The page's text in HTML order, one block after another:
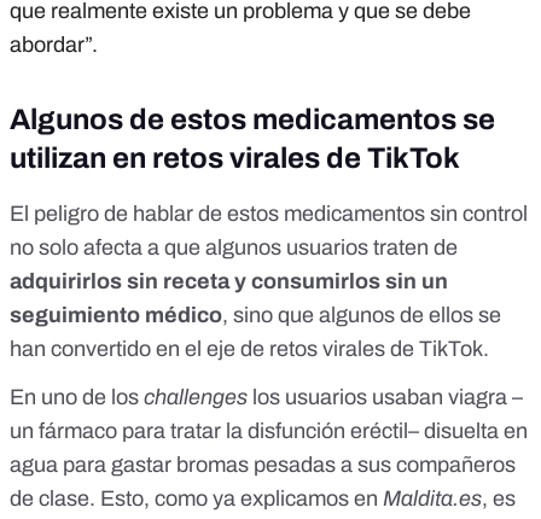
que realmente existe un problema y que se debe
abordar”.
Algunos de estos medicamentos se
utilizan en retos virales de TikTok
El peligro de hablar de estos medicamentos sin control
no solo afecta a que algunos usuarios traten de
adquirirlos sin receta y consumirlos sin un
seguimiento médico, sino que algunos de ellos se
han convertido en el eje de retos virales de TikTok.
En uno de los challenges los usuarios usaban viagra –
un fármaco para tratar la disfunción eréctil– disuelta en
agua para gastar bromas pesadas a sus compañeros
de clase. Esto, como ya explicamos en Maldita.es, es